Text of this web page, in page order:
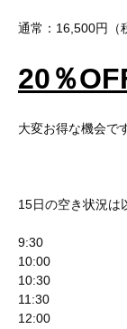
通常：16,500円（
20％
大変お得な機会で
15日の空き状況は
9:30
10:00
10:30
11:30
12:00